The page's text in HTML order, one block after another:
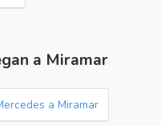
a Miramar
a Miramar